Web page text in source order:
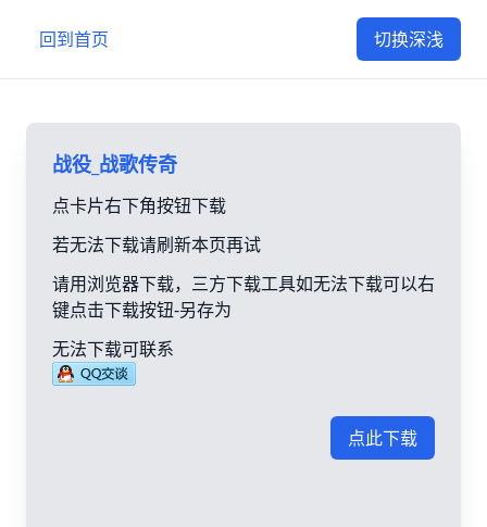
回到首页 切换深浅
战役_战歌传奇
点卡片右下角按钮下载
若无法下载请刷新本页再试
请用浏览器下载，三方下载工具如无法下载可以右
键点击下载按钮-另存为
无法下载可联系
点此下载